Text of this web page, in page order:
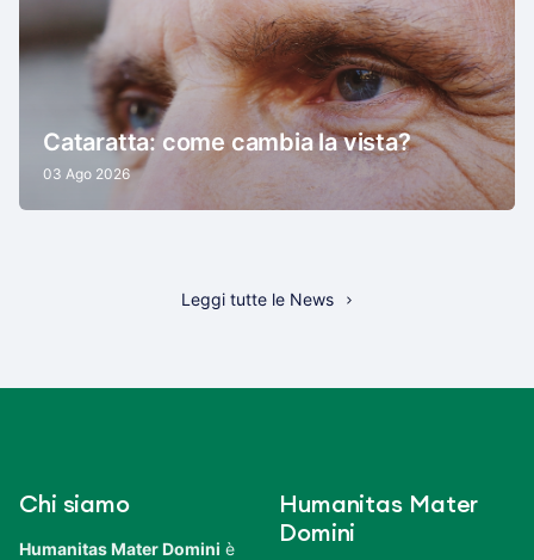
Cataratta: come cambia la vista?
03 Ago 2026
Leggi tutte le News
Chi siamo
Humanitas Mater Domini è
Humanitas Mater
Domini